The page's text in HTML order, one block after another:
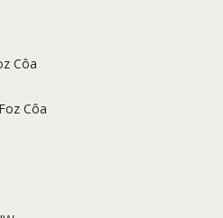
Côa
Côa